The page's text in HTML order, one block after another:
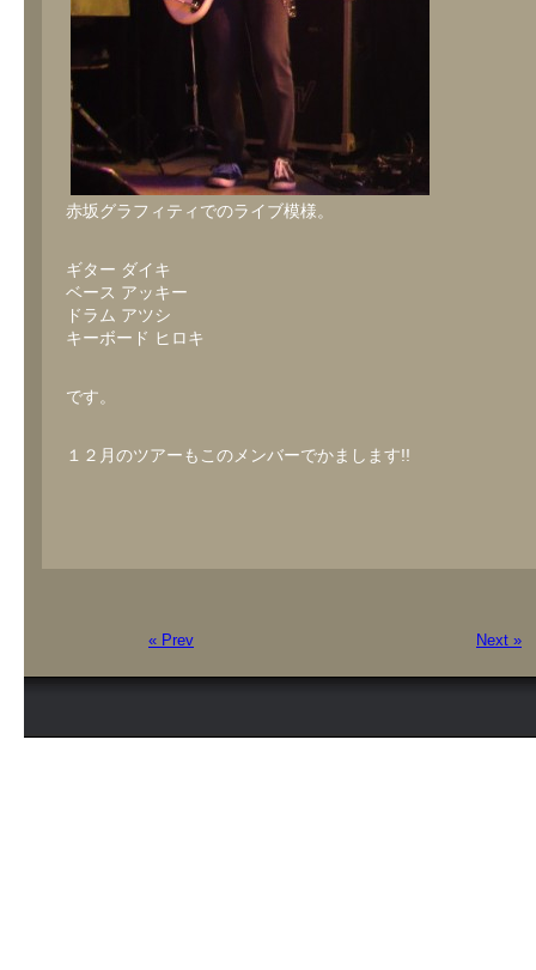
赤坂グラフィティでのライブ模様。
ギター ダイキ
ベース アッキー
ドラム アツシ
キーボード ヒロキ
です。
１２月のツアーもこのメンバーでかまします!!
« Prev Next »